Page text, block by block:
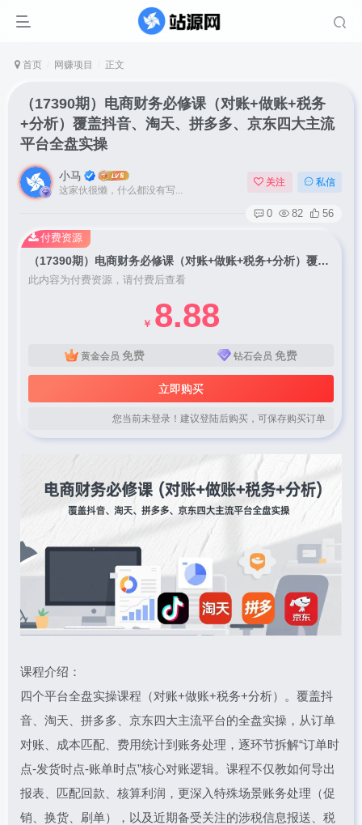
首页 网赚项目 正文
（17390期）电商财务必修课（对账+做账+税务
+分析）覆盖抖音、淘天、拼多多、京东四大主流
平台全盘实操
小马
这家伙很懒，什么都没有写...
关注 私信
0 82 56
（17390期）电商财务必修课（对账+做账+税务+分析）覆盖抖音、淘天、拼多多、京东四大主流平台全盘实操
此内容为付费资源，请付费后查看
￥ 8.88
黄金会员 免费 钻石会员 免费
立即购买
您当前未登录！建议登陆后购买，可保存购买订单
付费资源
课程介绍：
四个平台全盘实操课程（对账+做账+税务+分析）。覆盖抖
音、淘天、拼多多、京东四大主流平台的全盘实操，从订单
对账、成本匹配、费用统计到账务处理，逐环节拆解“订单时
点-发货时点-账单时点”核心对账逻辑。课程不仅教如何导出
报表、匹配回款、核算利润，更深入特殊场景账务处理（促
销、换货、刷单），以及近期备受关注的涉税信息报送、税